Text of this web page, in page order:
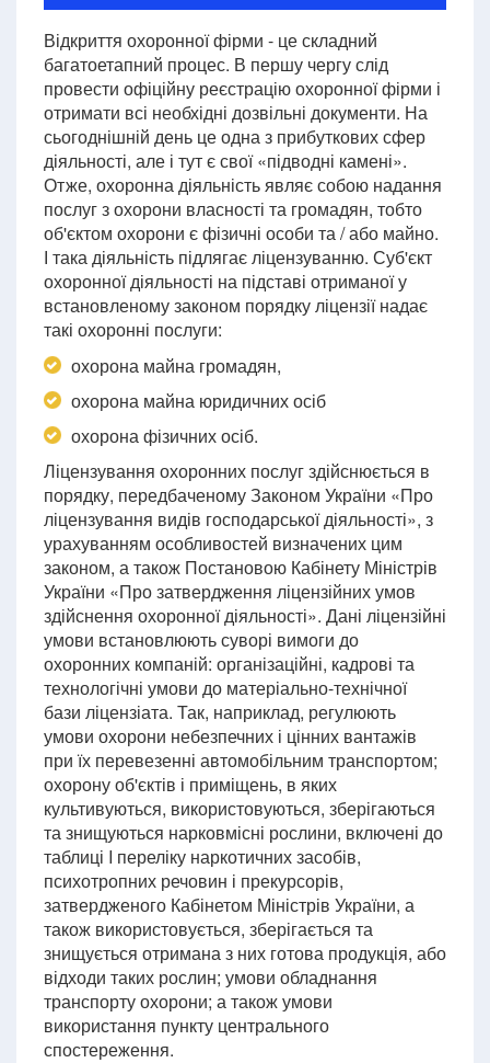
Відкриття охоронної фірми - це складний
багатоетапний процес. В першу чергу слід
провести офіційну реєстрацію охоронної фірми і
отримати всі необхідні дозвільні документи. На
сьогоднішній день це одна з прибуткових сфер
діяльності, але і тут є свої «підводні камені».
Отже, охоронна діяльність являє собою надання
послуг з охорони власності та громадян, тобто
об'єктом охорони є фізичні особи та / або майно.
І така діяльність підлягає ліцензуванню. Суб'єкт
охоронної діяльності на підставі отриманої у
встановленому законом порядку ліцензії надає
такі охоронні послуги:
охорона майна громадян,
охорона майна юридичних осіб
охорона фізичних осіб.
Ліцензування охоронних послуг здійснюється в
порядку, передбаченому Законом України «Про
ліцензування видів господарської діяльності», з
урахуванням особливостей визначених цим
законом, а також Постановою Кабінету Міністрів
України «Про затвердження ліцензійних умов
здійснення охоронної діяльності». Дані ліцензійні
умови встановлюють суворі вимоги до
охоронних компаній: організаційні, кадрові та
технологічні умови до матеріально-технічної
бази ліцензіата. Так, наприклад, регулюють
умови охорони небезпечних і цінних вантажів
при їх перевезенні автомобільним транспортом;
охорону об'єктів і приміщень, в яких
культивуються, використовуються, зберігаються
та знищуються нарковмісні рослини, включені до
таблиці I переліку наркотичних засобів,
психотропних речовин і прекурсорів,
затвердженого Кабінетом Міністрів України, а
також використовується, зберігається та
знищується отримана з них готова продукція, або
відходи таких рослин; умови обладнання
транспорту охорони; а також умови
використання пункту центрального
спостереження.